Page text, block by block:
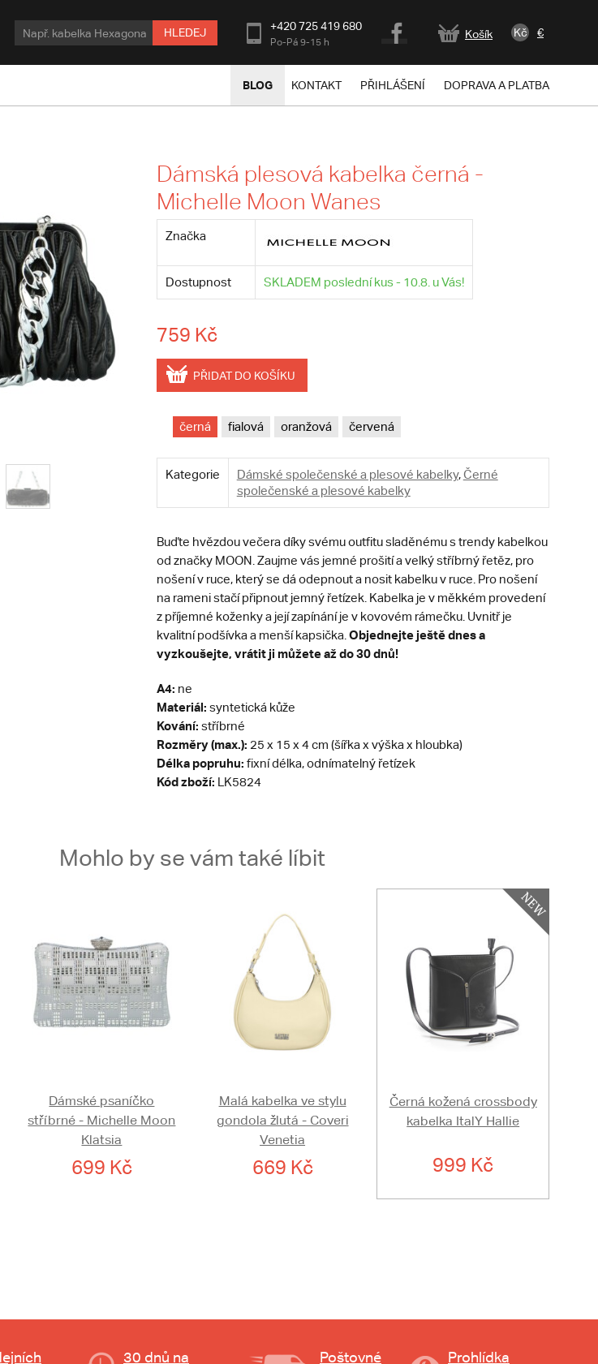
HLEDEJ +420 725 419 680
Po-Pá 9-15 h
Košík Kč €
BLOG KONTAKT PŘIHLÁŠENÍ DOPRAVA A PLATBA
Dámská plesová kabelka černá -
Michelle Moon Wanes
Značka
Dostupnost SKLADEM poslední kus - 10.8. u Vás!
759 Kč
PŘIDAT DO KOŠÍKU
černá fialová oranžová červená
Kategorie Dámské společenské a plesové kabelky,Černé
společenské a plesové kabelky
Buďte hvězdou večera díky svému outfitu sladěnému s trendy kabelkou
od značky MOON. Zaujme vás jemné prošití a velký stříbrný řetěz, pro
nošení v ruce, který se dá odepnout a nosit kabelku v ruce. Pro nošení
na rameni stačí připnout jemný řetízek. Kabelka je v měkkém provedení
z příjemné koženky a její zapínání je v kovovém rámečku. Uvnitř je
kvalitní podšívka a menší kapsička. Objednejte ještě dnes a
vyzkoušejte, vrátit ji můžete až do 30 dnů!
A4: ne
Materiál: syntetická kůže
Kování: stříbrné
Rozměry (max.): 25 x 15 x 4 cm (šířka x výška x hloubka)
Délka popruhu: fixní délka, odnímatelný řetízek
Kód zboží: LK5824
Mohlo by se vám také líbit
Dámské psaníčko
stříbrné - Michelle Moon
Klatsia
699 Kč
Malá kabelka ve stylu
gondola žlutá - Coveri
Venetia
669 Kč
Černá kožená crossbody
kabelka ItalY Hallie
999 Kč
30 dnů na
Poštovné
Prohlídka